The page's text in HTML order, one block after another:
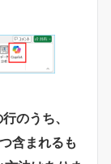
のうち、
含まれるも